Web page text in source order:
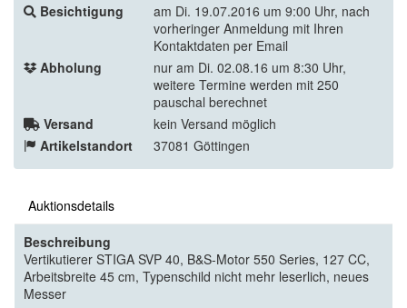
Besichtigung
am Di. 19.07.2016 um 9:00 Uhr, nach
vorheringer Anmeldung mit Ihren
Kontaktdaten per Email
Abholung
nur am Di. 02.08.16 um 8:30 Uhr,
weitere Termine werden mit 250
pauschal berechnet
Versand
kein Versand möglich
Artikelstandort
37081 Göttingen
Auktionsdetails
Beschreibung
Vertikutierer STIGA SVP 40, B&S-Motor 550 Series, 127 CC,
Arbeitsbreite 45 cm, Typenschild nicht mehr leserlich, neues
Messer